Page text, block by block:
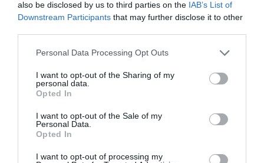
also be disclosed by us to third parties on the IAB’s List of
Downstream Participants that may further disclose it to other
Please note that this website/app uses one or more Google
not limited to your visit or usage behaviour. You may click to
grant or deny consent to Google and its third-party tags to
use your data for below specified purposes in below Google
consent section.
Personal Data Processing Opt Outs
I want to opt-out of the Sharing of my
personal data.
Opted In
I want to opt-out of the Sale of my
Personal Data.
Opted In
I want to opt-out of processing my
Στο βάθρο του Πανελληνίου
πρωταθλήματος ο Καφρίτσας
όπου πραγματοποιήθηκε με απόλυτη επιτυχία ο
απαιτητικός αγώνας της Ατομικής Χρονομέτρησης.
26.06.2026 ΠΟΔΗΛΑΣΙΑ